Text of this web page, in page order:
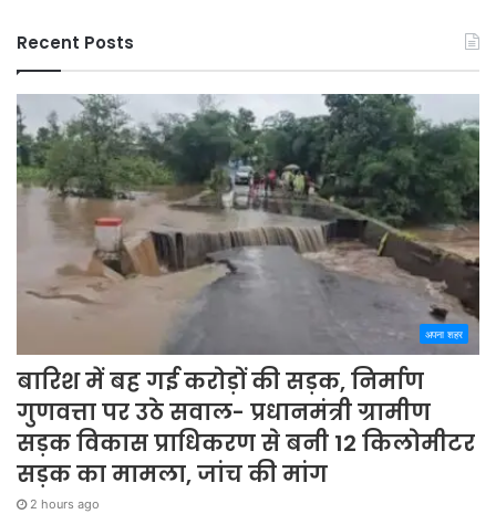
Recent Posts
अपना शहर
बारिश में बह गई करोड़ों की सड़क, निर्माण
गुणवत्ता पर उठे सवाल- प्रधानमंत्री ग्रामीण
सड़क विकास प्राधिकरण से बनी 12 किलोमीटर
सड़क का मामला, जांच की मांग
2 hours ago